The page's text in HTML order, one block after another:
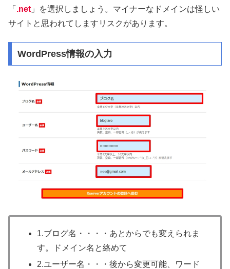
「 .net 」を選択しましょう。マイナーなドメインは怪しい
サイトと思われてしますリスクがあります。
WordPress情報の入力
1.ブログ名・・・・あとからでも変えられま
す。ドメイン名と絡めて
2.ユーザー名・・・後から変更可能、ワード